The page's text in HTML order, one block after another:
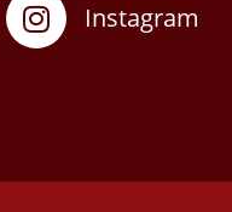
Instagram